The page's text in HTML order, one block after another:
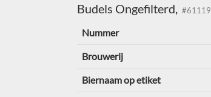
Budels Ongefilterd, #61119
Nummer
Brouwerij
Biernaam op etiket